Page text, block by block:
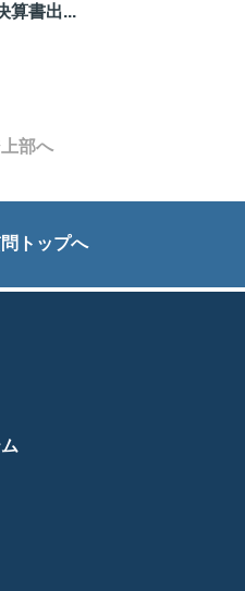
算書出...
部へ
トップへ